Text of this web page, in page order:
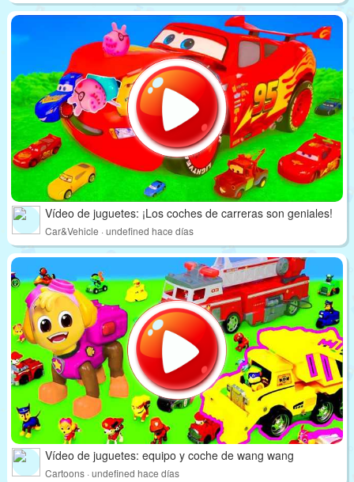
Vídeo de juguetes: ¡Los coches de carreras son geniales!
Car&Vehicle · undefined hace días
Vídeo de juguetes: equipo y coche de wang wang
Cartoons · undefined hace días